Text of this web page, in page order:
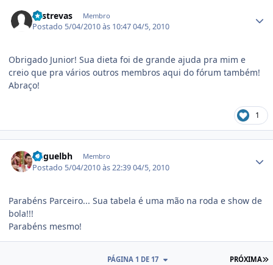
Lastrevas Membro
Postado 5/04/2010 às 10:4704/5, 2010
Obrigado Junior! Sua dieta foi de grande ajuda pra mim e
creio que pra vários outros membros aqui do fórum também!
Abraço!
1
miguelbh Membro
Postado 5/04/2010 às 22:3904/5, 2010
Parabéns Parceiro... Sua tabela é uma mão na roda e show de
bola!!!
Parabéns mesmo!
PRÓXIMA
PÁGINA 1 DE 17